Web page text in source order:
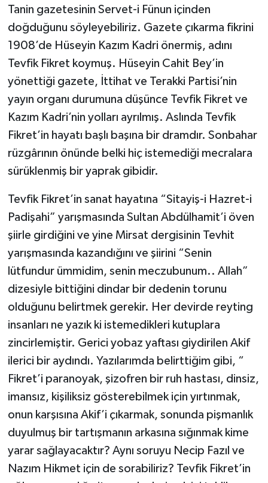
Tanin gazetesinin Servet-i Fünun içinden
doğduğunu söyleyebiliriz. Gazete çıkarma fikrini
1908’de Hüseyin Kazım Kadri önermiş, adını
Tevfik Fikret koymuş. Hüseyin Cahit Bey’in
yönettiği gazete, İttihat ve Terakki Partisi’nin
yayın organı durumuna düşünce Tevfik Fikret ve
Kazım Kadri’nin yolları ayrılmış. Aslında Tevfik
Fikret’in hayatı başlı başına bir dramdır. Sonbahar
rüzgârının önünde belki hiç istemediği mecralara
sürüklenmiş bir yaprak gibidir.
Tevfik Fikret’in sanat hayatına “Sitayiş-i Hazret-i
Padişahi” yarışmasında Sultan Abdülhamit’i öven
şiirle girdiğini ve yine Mirsat dergisinin Tevhit
yarışmasında kazandığını ve şiirini “Senin
lütfundur ümmidim, senin meczubunum.. Allah”
dizesiyle bittiğini dindar bir dedenin torunu
olduğunu belirtmek gerekir. Her devirde reyting
insanları ne yazık ki istemedikleri kutuplara
zincirlemiştir. Gerici yobaz yaftası giydirilen Akif
ilerici bir aydındı. Yazılarımda belirttiğim gibi, “
Fikret’i paranoyak, şizofren bir ruh hastası, dinsiz,
imansız, kişiliksiz gösterebilmek için yırtınmak,
onun karşısına Akif’i çıkarmak, sonunda pişmanlık
duyulmuş bir tartışmanın arkasına sığınmak kime
yarar sağlayacaktır? Aynı soruyu Necip Fazıl ve
Nazım Hikmet için de sorabiliriz? Tevfik Fikret’in